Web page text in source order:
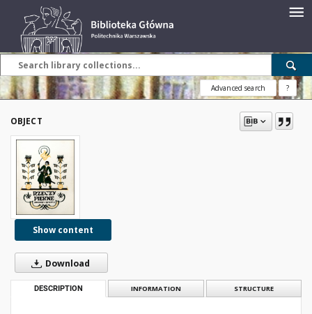
Advanced search ?
OBJECT
Show content
Download
DESCRIPTION INFORMATION STRUCTURE